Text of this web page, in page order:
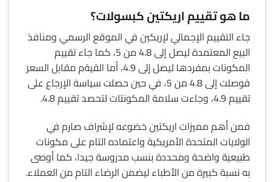
ما هو تقييم اريكتين كبسولات؟
جاء التقييم الإجمالي لإريكين في الموقع الرسمي ومنافذ
البيع المعتمدة ليصل إلى 4.8 من 5، كما جاء تقييم
المكونات بمفردها ليصل إلى 4.9، أما القيةم مقابل السعر
فوصلت إلى 4.8 من 5، في حين حصلت سياسة الإرجاع على
تقييم 4.9، وجاءت سلامة المكونتات لتحصد تقييم 4.8.
فمن أهم مميزات اريكتين خضوعه لإشراف صارم في
الولايات المتحدة الأمريكية واعتماده التام على مكونات
طبيعية واضحة ومحددة بنسب مدروسة جيدا، كما أوصى
به نسبة كبيرة من الأطباء ليضمن الرضاء التام من العملاء.